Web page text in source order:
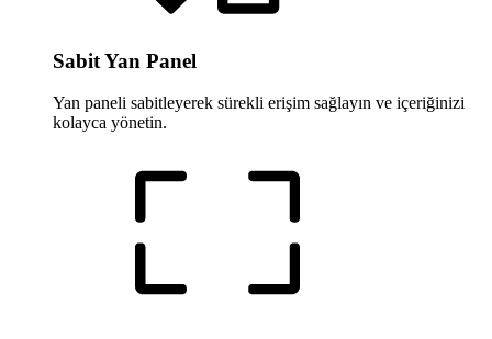
Sabit Yan Panel
Yan paneli sabitleyerek sürekli erişim sağlayın ve içeriğinizi
kolayca yönetin.